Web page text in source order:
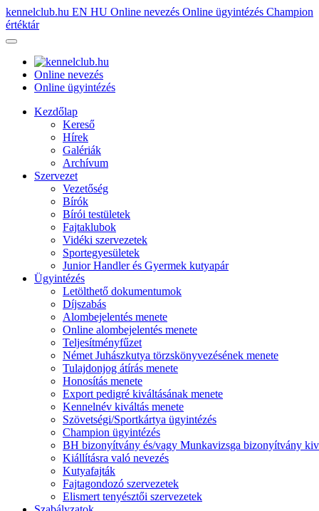
kennelclub.hu EN HU Online nevezés Online ügyintézés Champion
értéktár
Online nevezés
Online ügyintézés
Kezdőlap
Kereső
Hírek
Galériák
Archívum
Szervezet
Vezetőség
Bírók
Bírói testületek
Fajtaklubok
Vidéki szervezetek
Sportegyesületek
Junior Handler és Gyermek kutyapár
Ügyintézés
Letölthető dokumentumok
Díjszabás
Alombejelentés menete
Online alombejelentés menete
Teljesítményfűzet
Német Juhászkutya törzskönyvezésének menete
Tulajdonjog átírás menete
Honosítás menete
Export pedigré kiváltásának menete
Kennelnév kiváltás menete
Szövetségi/Sportkártya ügyintézés
Champion ügyintézés
BH bizonyítvány és/vagy Munkavizsga bizonyítvány
Kiállításra való nevezés
Kutyafajták
Fajtagondozó szervezetek
Elismert tenyésztői szervezetek